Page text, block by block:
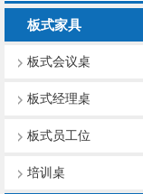
板式家具
板式会议桌
板式经理桌
板式员工位
培训桌